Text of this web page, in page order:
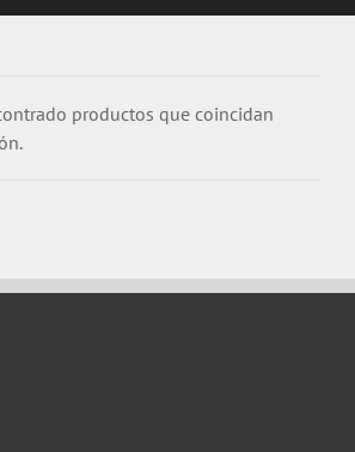
productos que coincidan